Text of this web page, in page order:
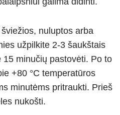
nuluptos arba
užpilkite 2-3 šaukštais
minučių pastovėti. Po to
+80 °C temperatūros
minutėms pritraukti. Prieš
nukošti.